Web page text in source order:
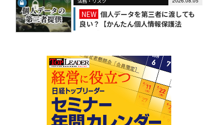
NEW 個人データを第三者に渡しても
良い？【かんたん個人情報保護法